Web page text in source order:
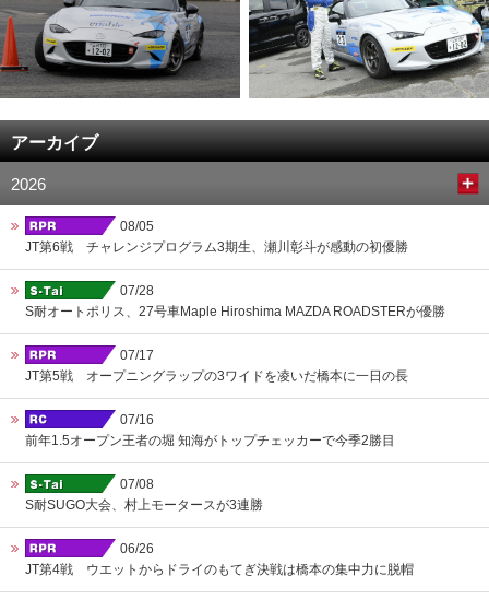
アーカイブ
2026
08/05
JT第6戦 チャレンジプログラム3期生、瀬川彰斗が感動の初優勝
07/28
S耐オートポリス、27号車Maple Hiroshima MAZDA ROADSTERが優勝
07/17
JT第5戦 オープニングラップの3ワイドを凌いだ橋本に一日の長
07/16
前年1.5オープン王者の堀 知海がトップチェッカーで今季2勝目
07/08
S耐SUGO大会、村上モータースが3連勝
06/26
JT第4戦 ウエットからドライのもてぎ決戦は橋本の集中力に脱帽